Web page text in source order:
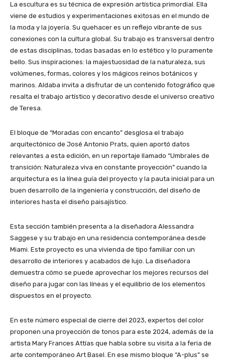
La escultura es su técnica de expresión artística primordial. Ella
viene de estudios y experimentaciones exitosas en el mundo de
la moda y la joyería. Su quehacer es un reflejo vibrante de sus
conexiones con la cultura global. Su trabajo es transversal dentro
de estas disciplinas, todas basadas en lo estético y lo puramente
bello. Sus inspiraciones: la majestuosidad de la naturaleza, sus
volúmenes, formas, colores y los mágicos reinos botánicos y
marinos. Aldaba invita a disfrutar de un contenido fotográfico que
resalta el trabajo artístico y decorativo desde el universo creativo
de Teresa.
El bloque de “Moradas con encanto” desglosa el trabajo
arquitectónico de José Antonio Prats, quien aportó datos
relevantes a esta edición, en un reportaje llamado “Umbrales de
transición: Naturaleza viva en constante proyección” cuando la
arquitectura es la línea guía del proyecto y la pauta inicial para un
buen desarrollo de la ingeniería y construcción, del diseño de
interiores hasta el diseño paisajístico.
Esta sección también presenta a la diseñadora Alessandra
Saggese y su trabajo en una residencia contemporánea desde
Miami. Este proyecto es una vivienda de tipo familiar con un
desarrollo de interiores y acabados de lujo. La diseñadora
demuestra cómo se puede aprovechar los mejores recursos del
diseño para jugar con las líneas y el equilibrio de los elementos
dispuestos en el proyecto.
En este número especial de cierre del 2023, expertos del color
proponen una proyección de tonos para este 2024, además de la
artista Mary Frances Attías que habla sobre su visita a la feria de
arte contemporáneo Art Basel. En ese mismo bloque “A-plus” se